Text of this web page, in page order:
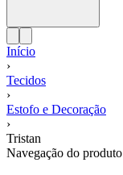
Início
›
Tecidos
›
Estofo e Decoração
›
Tristan
Navegação do produto